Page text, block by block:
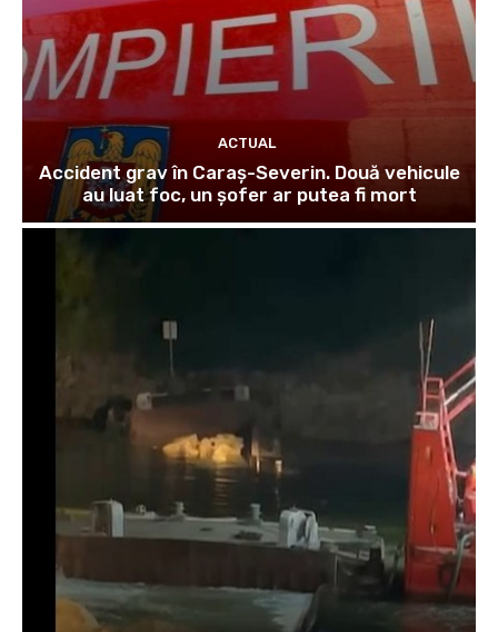
ACTUAL
Accident grav în Caraș-Severin. Două vehicule
au luat foc, un șofer ar putea fi mort